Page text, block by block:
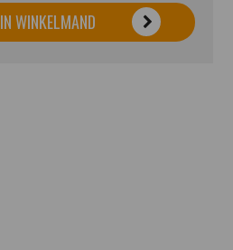
IN WINKELMAND